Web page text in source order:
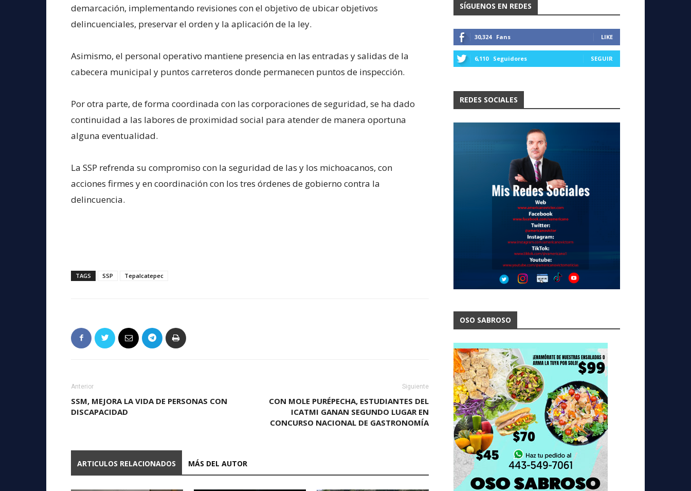
demarcación, implementando revisiones con el objetivo de ubicar objetivos
delincuenciales, preservar el orden y la aplicación de la ley.
Asimismo, el personal operativo mantiene presencia en las entradas y salidas de la
cabecera municipal y puntos carreteros donde permanecen puntos de inspección.
Por otra parte, de forma coordinada con las corporaciones de seguridad, se ha dado
continuidad a las labores de proximidad social para atender de manera oportuna
alguna eventualidad.
La SSP refrenda su compromiso con la seguridad de las y los michoacanos, con
acciones firmes y en coordinación con los tres órdenes de gobierno contra la
delincuencia.
TAGS SSP Tepalcatepec
Anterior
SSM, MEJORA LA VIDA DE PERSONAS CON
DISCAPACIDAD
Siguiente
CON MOLE PURÉPECHA, ESTUDIANTES DEL
ICATMI GANAN SEGUNDO LUGAR EN
CONCURSO NACIONAL DE GASTRONOMÍA
ARTICULOS RELACIONADOS MÁS DEL AUTOR
SÍGUENOS EN REDES
30,324 Fans LIKE
6,110 Seguidores SEGUIR
REDES SOCIALES
OSO SABROSO